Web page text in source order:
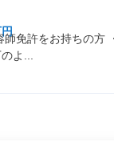
師免許をお持ちの方
よ...